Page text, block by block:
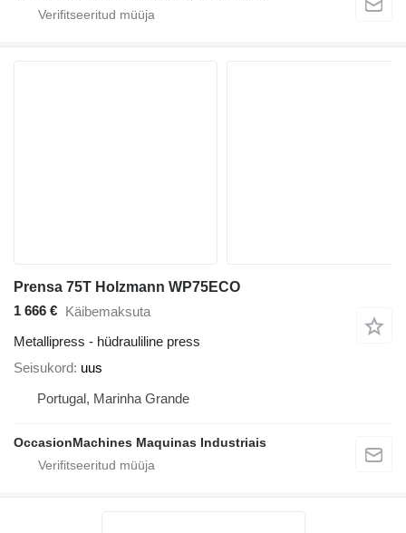
Prensa 75T Holzmann WP75ECO
1 666 € Käibemaksuta
Metallipress - hüdrauliline press
Seisukord uus
Portugal, Marinha Grande
OccasionMachines Maquinas Industriais